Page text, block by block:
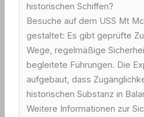
historischen Schiffen?
Besuche auf dem USS Mt
gestaltet: Es gibt geprüfte
Wege, regelmäßige
begleitete Führungen. Die
aufgebaut, dass
historischen Substanz in
Weitere Informationen zur